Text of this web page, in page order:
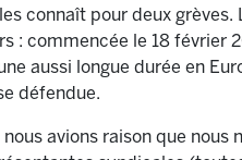
connaît pour deux
: commencée le 18 février
aussi longue durée en
défendue.
avions raison que